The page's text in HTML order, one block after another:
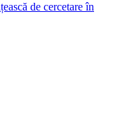
de cercetare în